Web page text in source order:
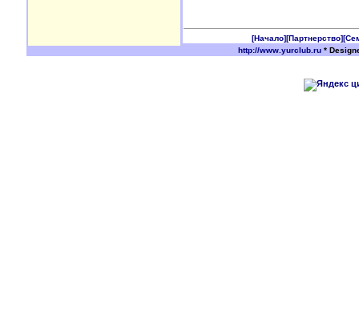
[Начало][Партнерство]
http://www.yurclub.ru*